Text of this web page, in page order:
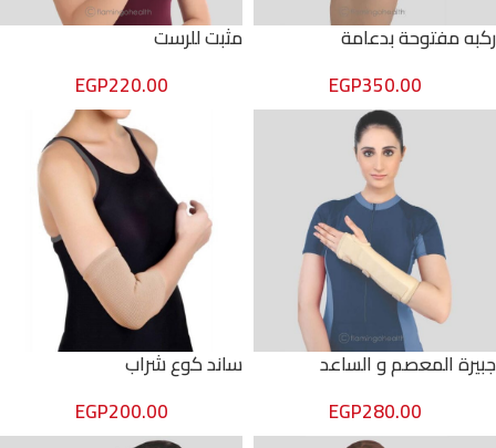
ركبه مفتوحة بدعامة
EGP350.00
مثبت للرست
EGP220.00
جبيرة المعصم و الساعد
EGP280.00
ساند كوع شراب
EGP200.00